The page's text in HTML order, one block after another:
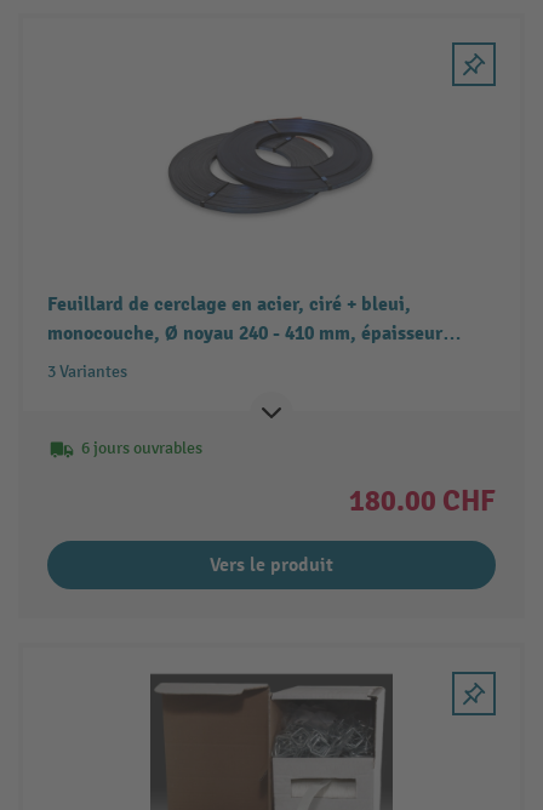
Feuillard de cerclage en acier, ciré + bleui,
monocouche, Ø noyau 240 - 410 mm, épaisseur
0,50 mm
3 Variantes
6 jours ouvrables
180.00 CHF
Vers le produit